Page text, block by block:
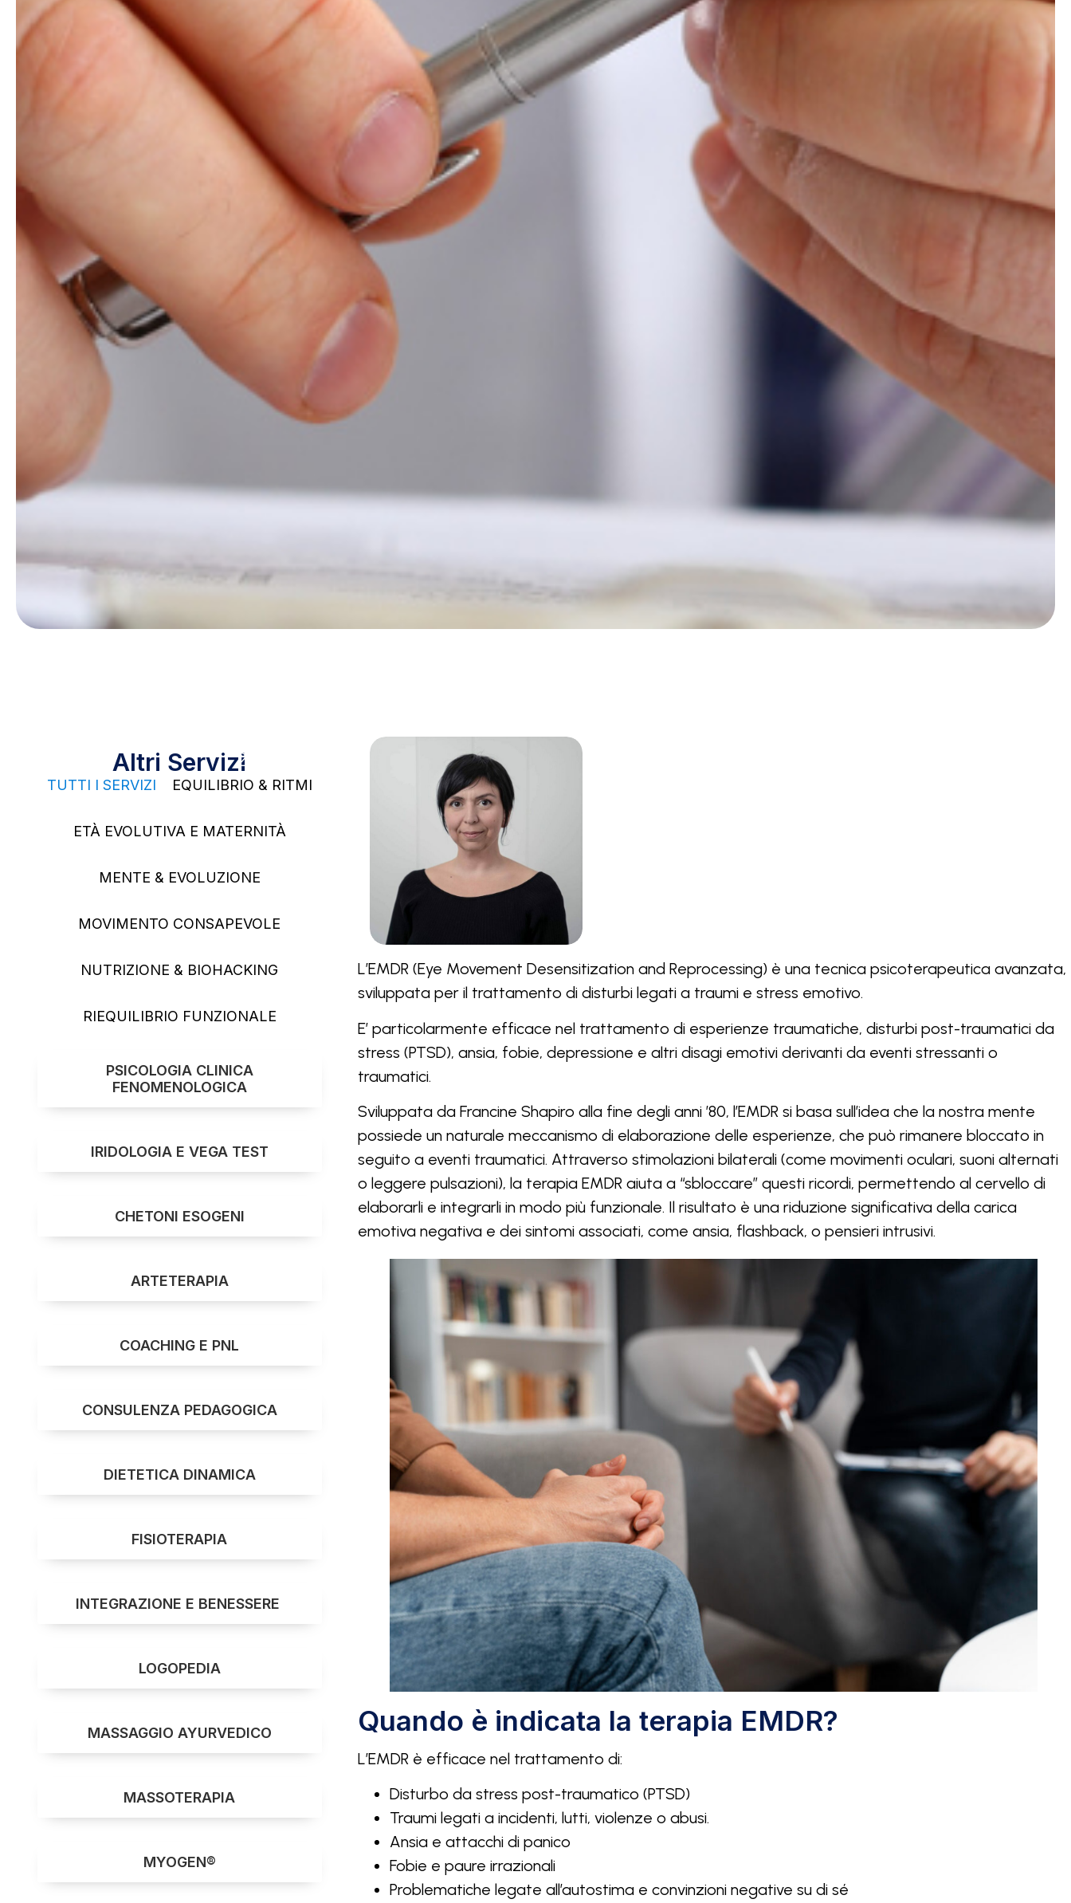
Altri Servizi
TUTTI I SERVIZI
2
EQUILIBRIO & RITMI
ETÀ EVOLUTIVA E MATERNITÀ
MENTE & EVOLUZIONE
MOVIMENTO CONSAPEVOLE
NUTRIZIONE & BIOHACKING
RIEQUILIBRIO FUNZIONALE
PSICOLOGIA CLINICA
FENOMENOLOGICA
IRIDOLOGIA E VEGA TEST
CHETONI ESOGENI
ARTETERAPIA
COACHING E PNL
CONSULENZA PEDAGOGICA
DIETETICA DINAMICA
FISIOTERAPIA
INTEGRAZIONE E BENESSERE
LOGOPEDIA
MASSAGGIO AYURVEDICO
MASSOTERAPIA
MYOGEN®
L’EMDR (Eye Movement Desensitization and Reprocessing) è una tecnica psicoterapeutica avanzata,
sviluppata per il trattamento di disturbi legati a traumi e stress emotivo.
E’ particolarmente efficace nel trattamento di esperienze traumatiche, disturbi post-traumatici da
stress (PTSD), ansia, fobie, depressione e altri disagi emotivi derivanti da eventi stressanti o
traumatici.
Sviluppata da Francine Shapiro alla fine degli anni ’80, l’EMDR si basa sull’idea che la nostra mente
possiede un naturale meccanismo di elaborazione delle esperienze, che può rimanere bloccato in
seguito a eventi traumatici. Attraverso stimolazioni bilaterali (come movimenti oculari, suoni alternati
o leggere pulsazioni), la terapia EMDR aiuta a “sbloccare” questi ricordi, permettendo al cervello di
elaborarli e integrarli in modo più funzionale. Il risultato è una riduzione significativa della carica
emotiva negativa e dei sintomi associati, come ansia, flashback, o pensieri intrusivi.
Quando è indicata la terapia EMDR?
L’EMDR è efficace nel trattamento di:
Disturbo da stress post-traumatico (PTSD)
Traumi legati a incidenti, lutti, violenze o abusi.
Ansia e attacchi di panico
Fobie e paure irrazionali
Problematiche legate all’autostima e convinzioni negative su di sé